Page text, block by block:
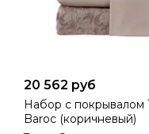
20 562 руб
Набор с покрывалом Tivolyo
Baroc (коричневый)